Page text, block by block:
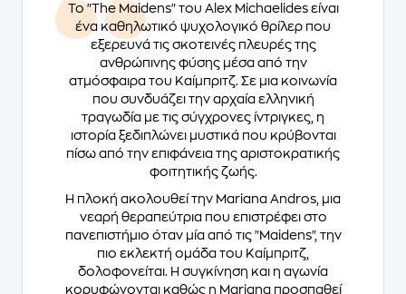
Το "The Maidens" του Alex Michaelides είναι
ένα καθηλωτικό ψυχολογικό θρίλερ που
εξερευνά τις σκοτεινές πλευρές της
ανθρώπινης φύσης μέσα από την
ατμόσφαιρα του Καίμπριτζ. Σε μια κοινωνία
που συνδυάζει την αρχαία ελληνική
τραγωδία με τις σύγχρονες ίντριγκες, η
ιστορία ξεδιπλώνει μυστικά που κρύβονται
πίσω από την επιφάνεια της αριστοκρατικής
φοιτητικής ζωής.
Η πλοκή ακολουθεί την Mariana Andros, μια
νεαρή θεραπεύτρια που επιστρέφει στο
πανεπιστήμιο όταν μία από τις "Maidens", την
πιο εκλεκτή ομάδα του Καίμπριτζ,
δολοφονείται. Η συγκίνηση και η αγωνία
κορυφώνονται καθώς η Mariana προσπαθεί